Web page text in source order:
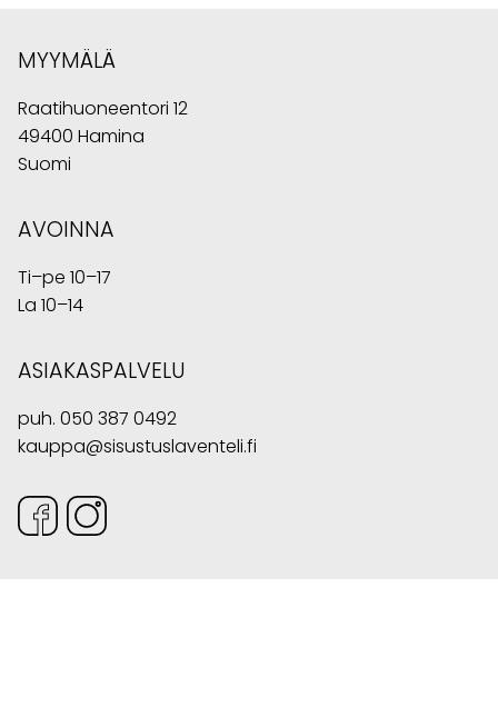
MYYMÄLÄ
Raatihuoneentori 12
49400 Hamina
Suomi
AVOINNA
Ti–pe 10–17
La 10–14
ASIAKASPALVELU
puh. 050 387 0492
kauppa@sisustuslaventeli.fi